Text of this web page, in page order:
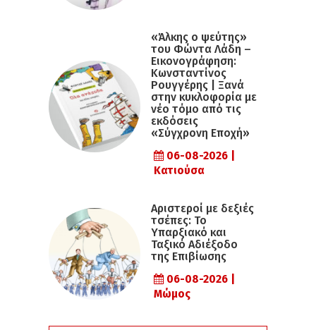
«Άλκης ο ψεύτης»
του Φώντα Λάδη –
Εικονογράφηση:
Κωνσταντίνος
Ρουγγέρης | Ξανά
στην κυκλοφορία με
νέο τόμο από τις
εκδόσεις
«Σύγχρονη Εποχή»
06-08-2026 |
Κατιούσα
Αριστεροί με δεξιές
τσέπες: Το
Υπαρξιακό και
Ταξικό Αδιέξοδο
της Επιβίωσης
06-08-2026 |
Μώμος